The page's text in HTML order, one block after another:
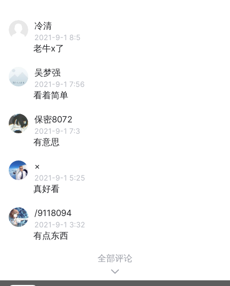
冷清
2021-9-1 8:5
老牛x了
吴梦强
2021-9-1 7:56
看着简单
保密8072
2021-9-1 7:3
有意思
×
2021-9-1 5:25
真好看
/9118094
2021-9-1 3:32
有点东西
全部评论